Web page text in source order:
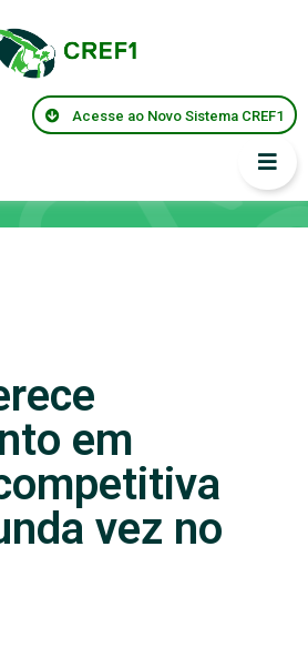
Acesse ao Novo Sistema CREF1
em
vez no